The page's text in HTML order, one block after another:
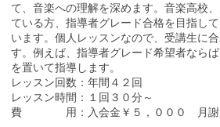
て、音楽への理解を深めます。音楽高校
ている方、指導者グレード合格を目指し
います。個人レッスンなので、受講生に
す。例えば、指導者グレード希望者なら
を置いて指導します。
レッスン回数：年間４２回
レッスン時間：１回３０分～
費 用：入会金￥５，０００ 月謝￥